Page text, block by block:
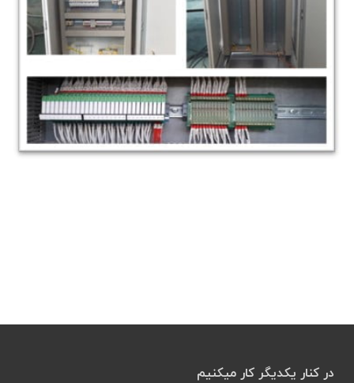
در کنار یکدیگر کار میکنیم